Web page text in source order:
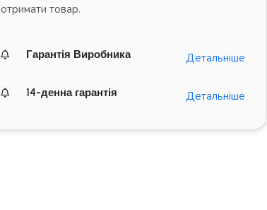
отримати товар.
Гарантія Виробника Детальніше
14-денна гарантія Детальніше